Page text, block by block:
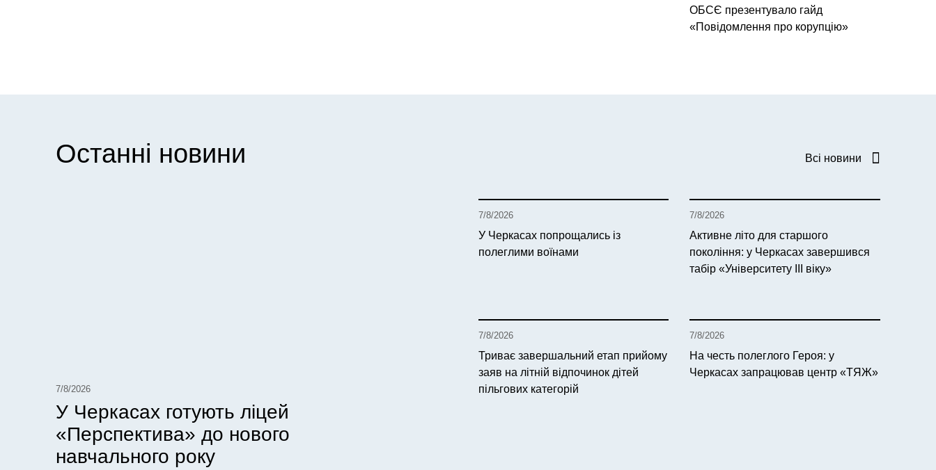
ОБСЄ презентувало гайд
«Повідомлення про корупцію»
Останні новини Всі новини
7/8/2026
У Черкасах готують ліцей
«Перспектива» до нового
навчального року
7/8/2026
У Черкасах попрощались із
полеглими воїнами
7/8/2026
Активне літо для старшого
покоління: у Черкасах завершився
табір «Університету ІІІ віку»
7/8/2026
Триває завершальний етап прийому
заяв на літній відпочинок дітей
пільгових категорій
7/8/2026
На честь полеглого Героя: у
Черкасах запрацював центр «ТЯЖ»